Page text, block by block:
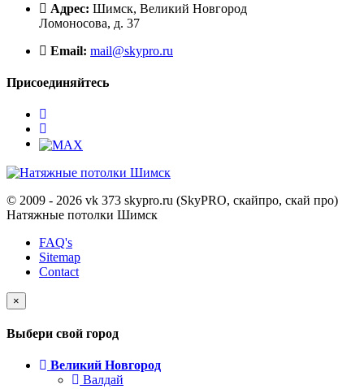
Адрес: Шимск, Великий Новгород
Ломоносова, д. 37
Email: mail@skypro.ru
Присоединяйтесь
© 2009 - 2026 vk 373 skypro.ru (SkyPRO, скайпро, скай про)
Натяжные потолки Шимск
FAQ's
Sitemap
Contact
×
Выбери свой город
Великий Новгород
Валдай